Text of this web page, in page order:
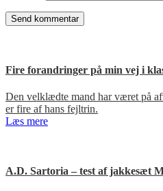
Fire forandringer på min vej i
Den velklædte mand har været på
er fire af hans fejltrin.
Læs mere
A.D. Sartoria – test af jakkesæt